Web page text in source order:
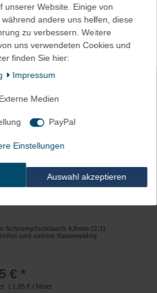
€ *
| 2,05 € / Meter
Artikel anzeigen
MwSt.zzgl.Versandkosten
Schrumpfschlauch 3,2mm (2:1)
und extrem flammwidrig
€ *
Artikel anzeigen
MwSt.zzgl.Versandkosten
Schrumpfschlauch 4,8mm (2:1)
und extrem flammwidrig
€ *
| 1,85 € / Meter
unserer Website. Einige von
andere uns helfen, diese
zu verbessern. Weitere
uns verwendeten Cookies und
finden Sie hier:
Impressum
Medien
PayPal
Einstellungen
Auswahl akzeptieren